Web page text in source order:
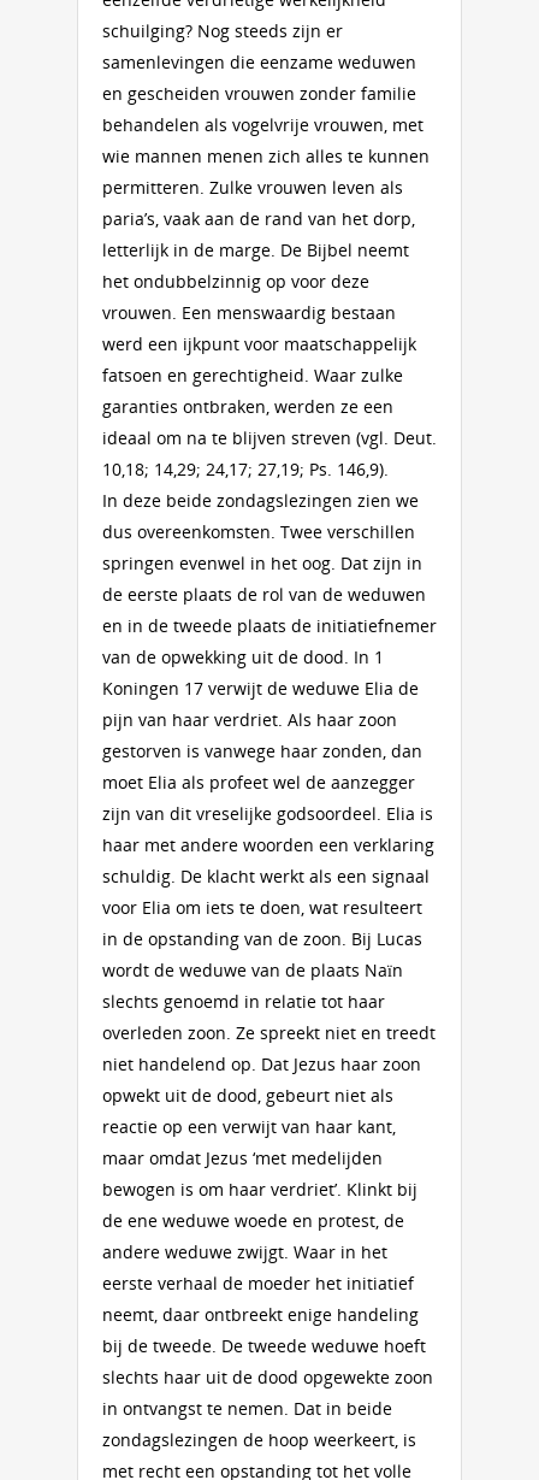
schuilging? Nog steeds zijn er
samenlevingen die eenzame weduwen
en gescheiden vrouwen zonder familie
behandelen als vogelvrije vrouwen, met
wie mannen menen zich alles te kunnen
permitteren. Zulke vrouwen leven als
paria’s, vaak aan de rand van het dorp,
letterlijk in de marge. De Bijbel neemt
het ondubbelzinnig op voor deze
vrouwen. Een menswaardig bestaan
werd een ijkpunt voor maatschappelijk
fatsoen en gerechtigheid. Waar zulke
garanties ontbraken, werden ze een
ideaal om na te blijven streven (vgl. Deut.
10,18; 14,29; 24,17; 27,19; Ps. 146,9).
In deze beide zondagslezingen zien we
dus overeenkomsten. Twee verschillen
springen evenwel in het oog. Dat zijn in
de eerste plaats de rol van de weduwen
en in de tweede plaats de initiatiefnemer
van de opwekking uit de dood. In 1
Koningen 17 verwijt de weduwe Elia de
pijn van haar verdriet. Als haar zoon
gestorven is vanwege haar zonden, dan
moet Elia als profeet wel de aanzegger
zijn van dit vreselijke godsoordeel. Elia is
haar met andere woorden een verklaring
schuldig. De klacht werkt als een signaal
voor Elia om iets te doen, wat resulteert
in de opstanding van de zoon. Bij Lucas
wordt de weduwe van de plaats Naïn
slechts genoemd in relatie tot haar
overleden zoon. Ze spreekt niet en treedt
niet handelend op. Dat Jezus haar zoon
opwekt uit de dood, gebeurt niet als
reactie op een verwijt van haar kant,
maar omdat Jezus ‘met medelijden
bewogen is om haar verdriet’. Klinkt bij
de ene weduwe woede en protest, de
andere weduwe zwijgt. Waar in het
eerste verhaal de moeder het initiatief
neemt, daar ontbreekt enige handeling
bij de tweede. De tweede weduwe hoeft
slechts haar uit de dood opgewekte zoon
in ontvangst te nemen. Dat in beide
zondagslezingen de hoop weerkeert, is
met recht een opstanding tot het volle